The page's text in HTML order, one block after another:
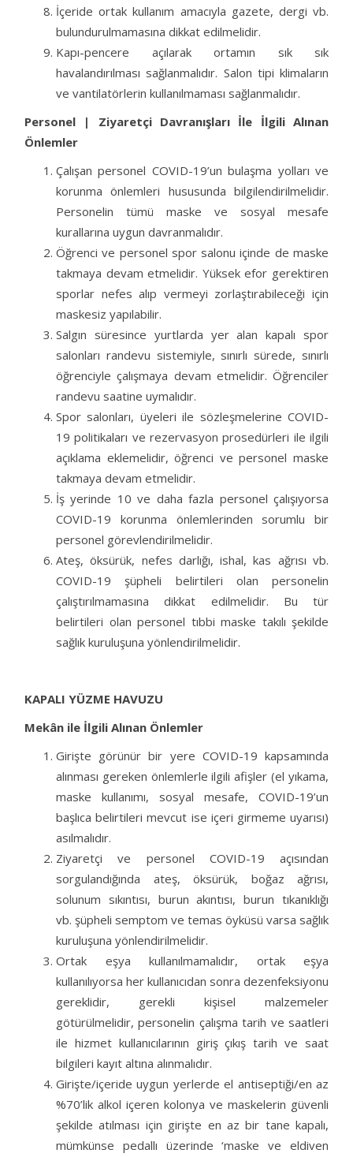
İçeride ortak kullanım amacıyla gazete, dergi vb.
bulundurulmamasına dikkat edilmelidir.
Kapı-pencere açılarak ortamın sık sık
havalandırılması sağlanmalıdır. Salon tipi klimaların
ve vantilatörlerin kullanılmaması sağlanmalıdır.
Personel | Ziyaretçi Davranışları İle İlgili Alınan
Önlemler
Çalışan personel COVID-19’un bulaşma yolları ve
korunma önlemleri hususunda bilgilendirilmelidir.
Personelin tümü maske ve sosyal mesafe
kurallarına uygun davranmalıdır.
Öğrenci ve personel spor salonu içinde de maske
takmaya devam etmelidir. Yüksek efor gerektiren
sporlar nefes alıp vermeyi zorlaştırabileceği için
maskesiz yapılabilir.
Salgın süresince yurtlarda yer alan kapalı spor
salonları randevu sistemiyle, sınırlı sürede, sınırlı
öğrenciyle çalışmaya devam etmelidir. Öğrenciler
randevu saatine uymalıdır.
Spor salonları, üyeleri ile sözleşmelerine COVID-
19 politikaları ve rezervasyon prosedürleri ile ilgili
açıklama eklemelidir, öğrenci ve personel maske
takmaya devam etmelidir.
İş yerinde 10 ve daha fazla personel çalışıyorsa
COVID-19 korunma önlemlerinden sorumlu bir
personel görevlendirilmelidir.
Ateş, öksürük, nefes darlığı, ishal, kas ağrısı vb.
COVID-19 şüpheli belirtileri olan personelin
çalıştırılmamasına dikkat edilmelidir. Bu tür
belirtileri olan personel tıbbi maske takılı şekilde
sağlık kuruluşuna yönlendirilmelidir.
KAPALI YÜZME HAVUZU
Mekân ile İlgili Alınan Önlemler
Girişte görünür bir yere COVID-19 kapsamında
alınması gereken önlemlerle ilgili afişler (el yıkama,
maske kullanımı, sosyal mesafe, COVID-19’un
başlıca belirtileri mevcut ise içeri girmeme uyarısı)
asılmalıdır.
Ziyaretçi ve personel COVID-19 açısından
sorgulandığında ateş, öksürük, boğaz ağrısı,
solunum sıkıntısı, burun akıntısı, burun tıkanıklığı
vb. şüpheli semptom ve temas öyküsü varsa sağlık
kuruluşuna yönlendirilmelidir.
Ortak eşya kullanılmamalıdır, ortak eşya
kullanılıyorsa her kullanıcıdan sonra dezenfeksiyonu
gereklidir, gerekli kişisel malzemeler
götürülmelidir, personelin çalışma tarih ve saatleri
ile hizmet kullanıcılarının giriş çıkış tarih ve saat
bilgileri kayıt altına alınmalıdır.
Girişte/içeride uygun yerlerde el antiseptiği/en az
%70’lik alkol içeren kolonya ve maskelerin güvenli
şekilde atılması için girişte en az bir tane kapalı,
mümkünse pedallı üzerinde ‘maske ve eldiven